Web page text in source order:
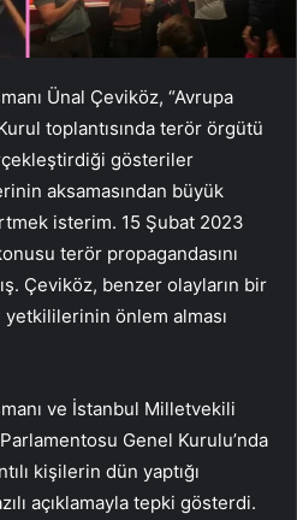
Ünal Çeviköz, “Avrupa
toplantısında terör örgütü
gösteriler
aksamasından büyük
isterim. 15 Şubat 2023
terör propagandasını
Çeviköz, benzer olayların bir
yetkililerinin önlem alması
ve İstanbul Milletvekili
Genel Kurulu’nda
kişilerin dün yaptığı
açıklamayla tepki gösterdi.